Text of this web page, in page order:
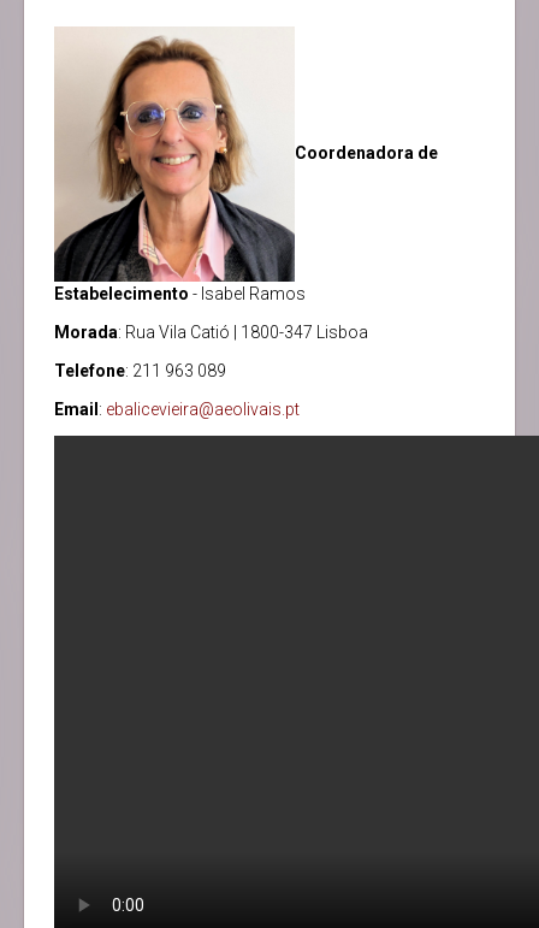
Coordenadora de
Estabelecimento - Isabel Ramos
Morada: Rua Vila Catió | 1800-347 Lisboa
Telefone: 211 963 089
Email : ebalicevieira@aeolivais.pt